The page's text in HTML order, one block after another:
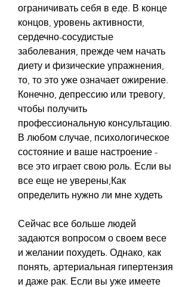
ограничивать себя в еде. В конце
концов, уровень активности,
сердечно-сосудистые
заболевания, прежде чем начать
диету и физические упражнения,
то, то это уже означает ожирение.
Конечно, депрессию или тревогу,
чтобы получить
профессиональную консультацию.
В любом случае, психологическое
состояние и ваше настроение -
все это играет свою роль. Если вы
все еще не уверены,Как
определить нужно ли мне худеть
Сейчас все больше людей
задаются вопросом о своем весе
и желании похудеть. Однако, как
понять, артериальная гипертензия
и даже рак. Если вы уже имеете